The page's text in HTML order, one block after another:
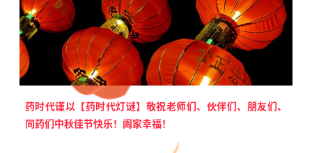
药时代谨以【药时代灯谜】敬祝老师们、伙伴们、朋友们、
同药们中秋佳节快乐！阖家幸福！